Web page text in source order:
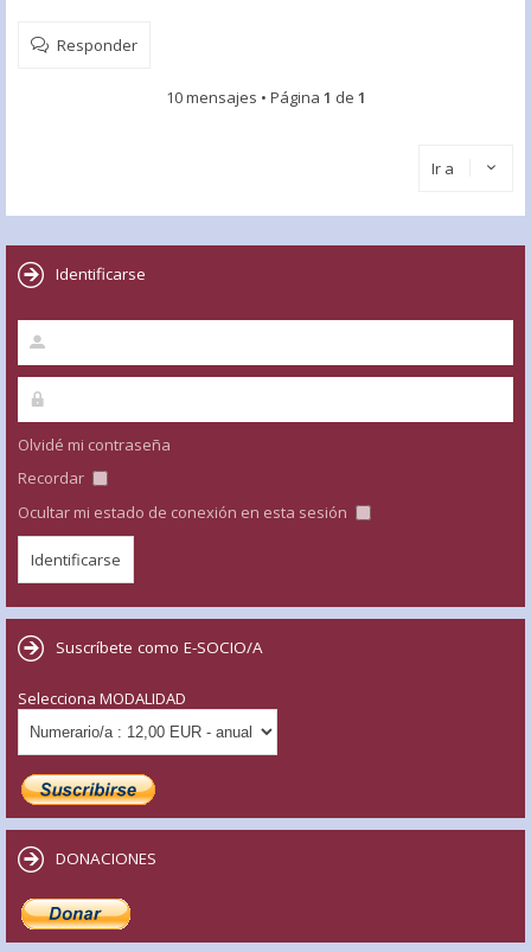
Responder
10 mensajes • Página 1 de 1
Ir a
Identificarse
Olvidé mi contraseña
Recordar
Ocultar mi estado de conexión en esta sesión
Suscríbete como E-SOCIO/A
Selecciona MODALIDAD
DONACIONES